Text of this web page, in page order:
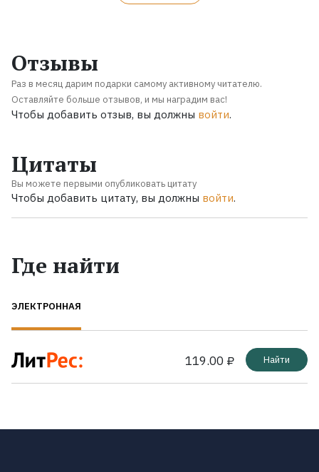
Отзывы
Раз в месяц дарим подарки самому активному читателю.
Оставляйте больше отзывов, и мы наградим вас!
Чтобы добавить отзыв, вы должны войти.
Цитаты
Вы можете первыми опубликовать цитату
Чтобы добавить цитату, вы должны войти.
Где найти
ЭЛЕКТРОННАЯ
119.00 ₽ Найти